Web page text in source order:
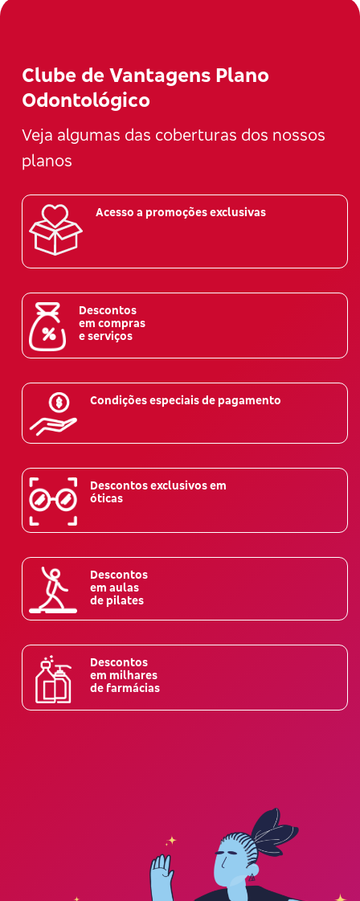
Clube de Vantagens Plano
Odontológico
Veja algumas das coberturas dos nossos
planos
Acesso a promoções exclusivas
Descontos
em compras
e serviços
Condições especiais de pagamento
Descontos exclusivos em
óticas
Descontos
em aulas
de pilates
Descontos
em milhares
de farmácias